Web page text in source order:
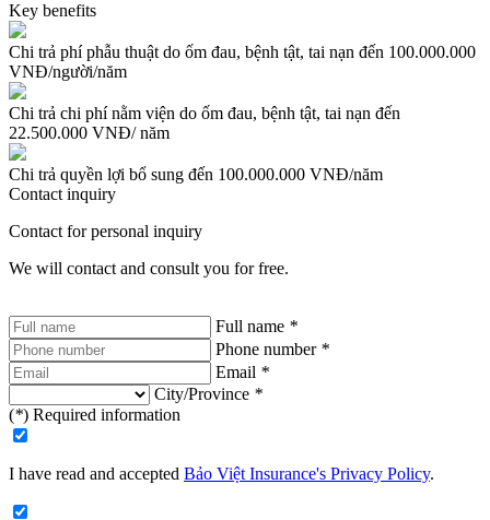
Key benefits
Chi trả phí phẫu thuật do ốm đau, bệnh tật, tai nạn đến 100.000.000
VNĐ/người/năm
Chi trả chi phí nằm viện do ốm đau, bệnh tật, tai nạn đến
22.500.000 VNĐ/ năm
Chi trả quyền lợi bổ sung đến 100.000.000 VNĐ/năm
Contact inquiry
Contact for personal inquiry
We will contact and consult you for free.
Full name *
Phone number *
Email *
City/Province *
(*) Required information
I have read and accepted Bảo Việt Insurance's Privacy Policy.